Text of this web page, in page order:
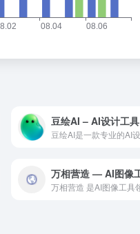
豆绘AI – AI设计工具